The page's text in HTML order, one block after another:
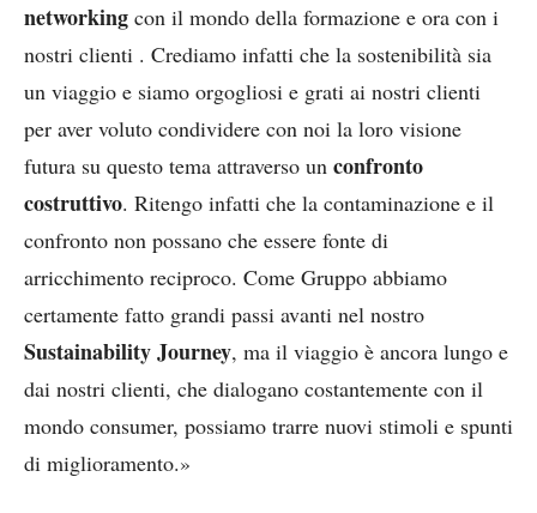
networking con il mondo della formazione e ora con i
nostri clienti . Crediamo infatti che la sostenibilità sia
un viaggio e siamo orgogliosi e grati ai nostri clienti
per aver voluto condividere con noi la loro visione
futura su questo tema attraverso un confronto
costruttivo. Ritengo infatti che la contaminazione e il
confronto non possano che essere fonte di
arricchimento reciproco. Come Gruppo abbiamo
certamente fatto grandi passi avanti nel nostro
Sustainability Journey, ma il viaggio è ancora lungo e
dai nostri clienti, che dialogano costantemente con il
mondo consumer, possiamo trarre nuovi stimoli e spunti
di miglioramento.»